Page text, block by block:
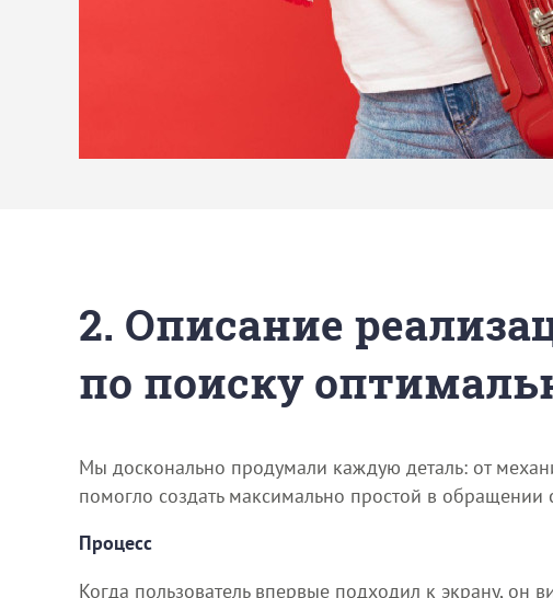
2. Описание
по поиску
Мы досконально продумали каждую деталь: от
помогло создать максимально простой в обращении
Процесс
Когда пользователь впервые подходил к экрану, он